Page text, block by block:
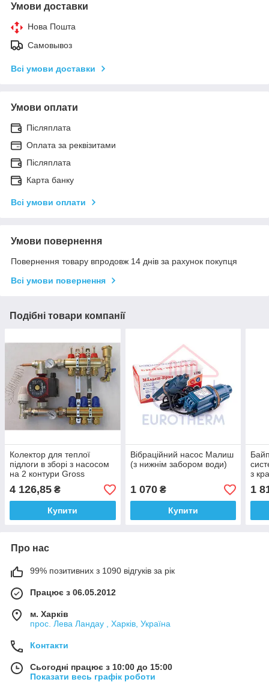
Умови доставки
Нова Пошта
Самовывоз
Всі умови доставки
Умови оплати
Післяплата
Оплата за реквізитами
Післяплата
Карта банку
Всі умови оплати
Умови повернення
Повернення товару впродовж 14 днів за рахунок покупця
Всі умови повернення
Подібні товари компанії
Колектор для теплої
підлоги в зборі з насосом
на 2 контури Gross
4 126,85 ₴
Купити
Вібраційний насос Малиш
(з нижнім забором води)
1 070₴
Купити
з
1
Про нас
99% позитивних з 1090 відгуків за рік
Працює з 06.05.2012
м. Харків
прос. Лева Ландау , Харків, Україна
Контакти
Сьогодні працює з 10:00 до 15:00
Показати весь графік роботи